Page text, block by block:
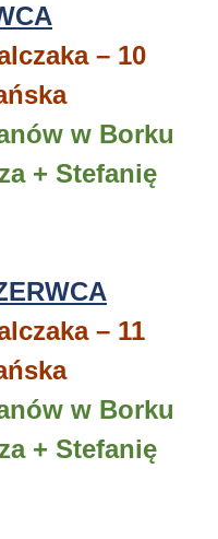
– 10
w Borku
+ Stefanię
– 11
w Borku
+ Stefanię